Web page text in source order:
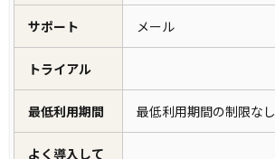
サポート メール
トライアル
最低利用期間 最低利用期間の制限なし
よく導入して